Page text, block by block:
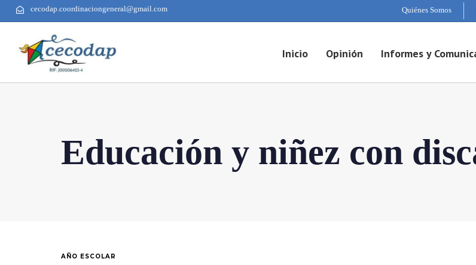
cecodap.coordinaciongeneral@gmail.com Quiénes Somos
Inicio Opinión Informes y
Educación y niñez con
AÑO ESCOLAR